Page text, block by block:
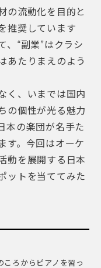
の流動化を目的と
推奨しています
、“副業”はクラシ
あたりまえのよう
く、いまでは国内
の個性が光る魅力
本の楽団が名手た
す。今回はオーケ
動を展開する日本
ットを当ててみた
ろからピアノを習っ